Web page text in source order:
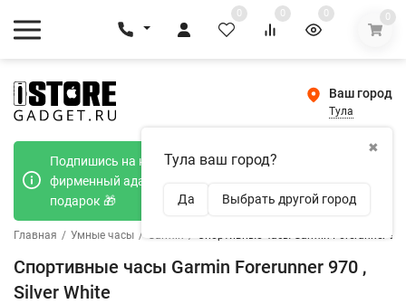
0 0 0 0
Ваш город
Тула
✖
Тула ваш город?
Да Выбрать другой город
Подпишись на наш телеграмм канал и получи
фирменный адаптер Type-C 20W при покупке в
подарок 🎁
Главная / Умные часы / Garmin / Спортивные часы Garmin Forerunner
Спортивные часы Garmin Forerunner 970 ,
Silver White